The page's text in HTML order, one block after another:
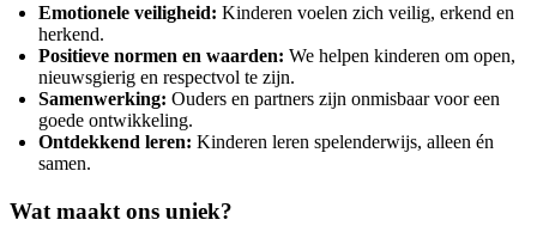
Emotionele veiligheid: Kinderen voelen zich veilig, erkend en
herkend.
Positieve normen en waarden: We helpen kinderen om open,
nieuwsgierig en respectvol te zijn.
Samenwerking: Ouders en partners zijn onmisbaar voor een
goede ontwikkeling.
Ontdekkend leren: Kinderen leren spelenderwijs, alleen én
samen.
Wat maakt ons uniek?